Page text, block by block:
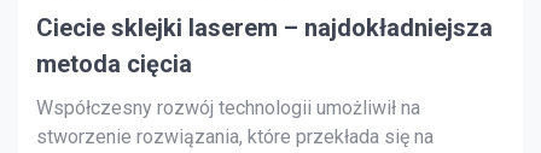
Ciecie sklejki laserem – najdokładniejsza
metoda cięcia
Współczesny rozwój technologii umożliwił na
stworzenie rozwiązania, które przekłada się na